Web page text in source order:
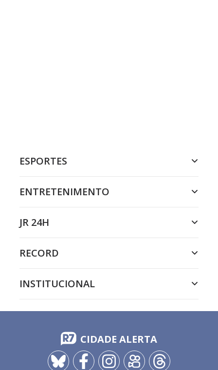
ESPORTES
ENTRETENIMENTO
JR 24H
RECORD
INSTITUCIONAL
CIDADE ALERTA